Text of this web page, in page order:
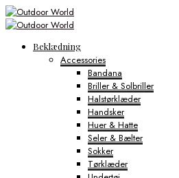
Beklædning
Accessories
Bandana
Briller & Solbriller
Halstørklæder
Handsker
Huer & Hatte
Seler & Bælter
Sokker
Tørklæder